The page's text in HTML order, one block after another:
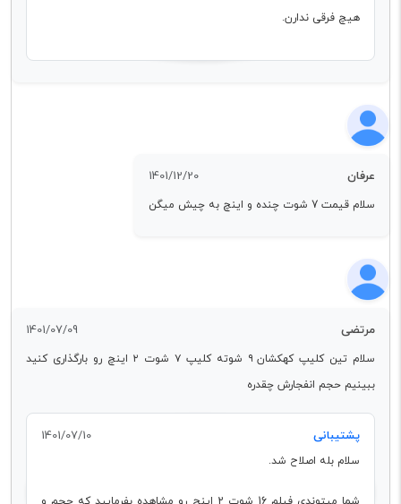
هیچ فرقی ندارن.
عرفان 1401/12/20
سلام قیمت 7 شوت چنده و اینچ به چیش میگن
مرتضی 1401/07/09
سلام تین کلیپ کهکشان ۹ شوته کلیپ ۷ شوت ۲ اینچ رو بارگذاری کنید
ببینیم حجم انفجارش چقدره
پشتیبانی 1401/07/10
سلام بله اصلاح شد.